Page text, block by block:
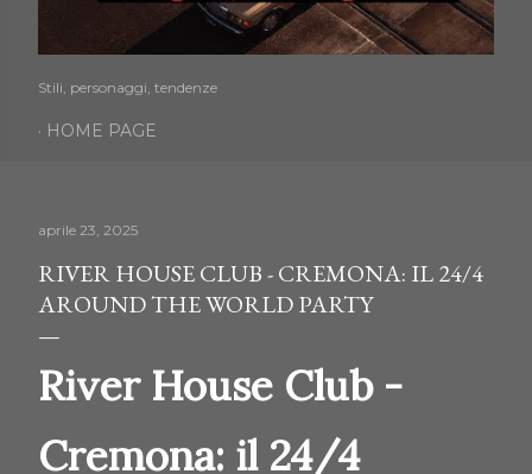
Stili, personaggi, tendenze
HOME PAGE
aprile 23, 2025
RIVER HOUSE CLUB - CREMONA: IL 24/4
AROUND THE WORLD PARTY
River House Club -
Cremona: il 24/4